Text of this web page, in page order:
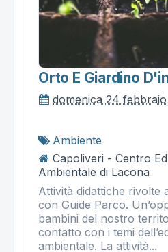
Orto E Giardino
domenica 24 febbraio
Ambiente
Capoliveri - Centro
Ambientale di Lacona
Attività didattiche rivolte
con Guide Parco.
bambini del nostro
contatto con i temi
ambientale. La attività...